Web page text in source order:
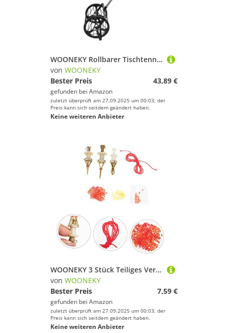
WOONEKY Rollbarer Tischtennis Ballpicker mit Kapazität Leichter Tragbarer Ballsammler für Effizientes Training Verstellbares Netz für Schnelles Aufnehmen und Aufbewahren von Bällen
von WOONEKY
Bester Preis
43,89 €
gefunden bei Amazon
zuletzt überprüft am 27.09.2025 um 00:03; der
Preis kann sich seitdem geändert haben.
Keine weiteren Anbieter
WOONEKY 3 Stück Teiliges Verschleißfester Köderclips aus Abs und Kupfer mit Elastischem Band Vielseitiges Angelzubehör zum Halten von Maden und Würmern Praktische Zufällige Farbe
von WOONEKY
Bester Preis
7,59 €
gefunden bei Amazon
zuletzt überprüft am 27.09.2025 um 00:03; der
Preis kann sich seitdem geändert haben.
Keine weiteren Anbieter